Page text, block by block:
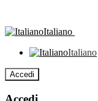
Italiano
Italiano
Accedi